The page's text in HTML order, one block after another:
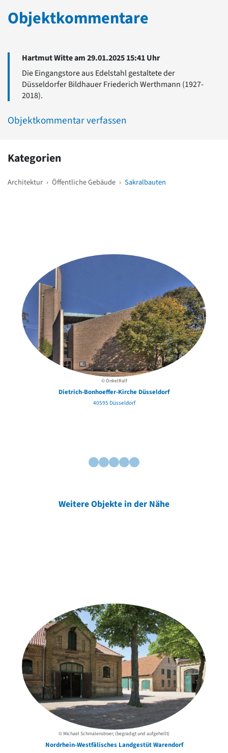
Objektkommentare
Hartmut Witte am 29.01.2025 15:41 Uhr
Die Eingangstore aus Edelstahl gestaltete der
Düsseldorfer Bildhauer Friederich Werthmann (1927-
2018).
Objektkommentar verfassen
Kategorien
Architektur › Öffentliche Gebäude › Sakralbauten
© OnkelRalf
Dietrich-Bonhoeffer-Kirche Düsseldorf
40595 Düsseldorf
Weitere Objekte in der Nähe
© Michael Schmalenstroer; (begradigt und aufgehellt)
Nordrhein-Westfälisches Landgestüt Warendorf